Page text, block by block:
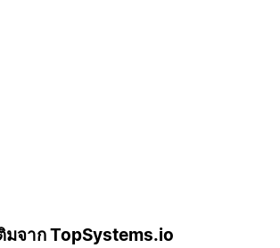
มจาก TopSystems.io